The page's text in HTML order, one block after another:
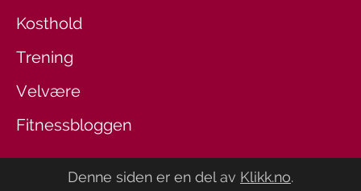
Kosthold
Trening
Velvære
Fitnessbloggen
Denne siden er en del av Klikk.no.